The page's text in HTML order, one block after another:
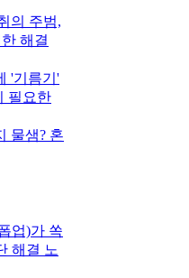
의 주범,
해결
'기름기'
필요한
물샘? 혼
업)가 쏙
해결 노